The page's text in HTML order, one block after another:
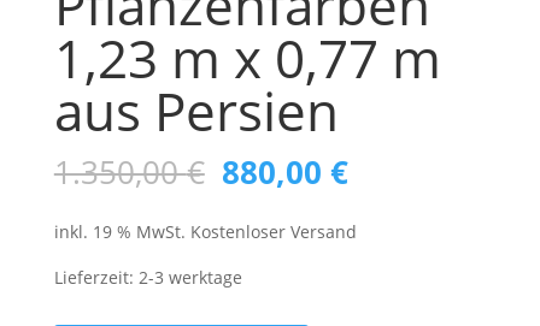
1,23 m x 0,77 m
aus Persien
1.350,00€ Ursprünglicher
war:
1.350,00 €
880,00 €Aktueller
ist:
inkl. 19 % MwSt. Kostenloser Versand
Lieferzeit: 2-3 werktage